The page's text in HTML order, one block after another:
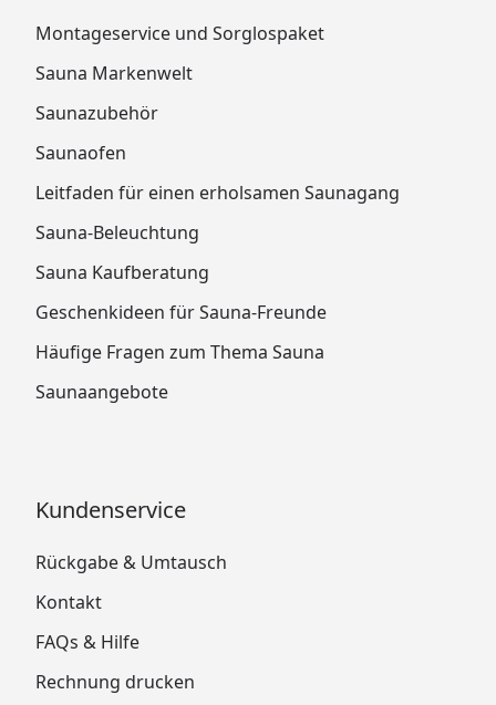
Montageservice und Sorglospaket
Sauna Markenwelt
Saunazubehör
Saunaofen
Leitfaden für einen erholsamen Saunagang
Sauna-Beleuchtung
Sauna Kaufberatung
Geschenkideen für Sauna-Freunde
Häufige Fragen zum Thema Sauna
Saunaangebote
Kundenservice
Rückgabe & Umtausch
Kontakt
FAQs & Hilfe
Rechnung drucken